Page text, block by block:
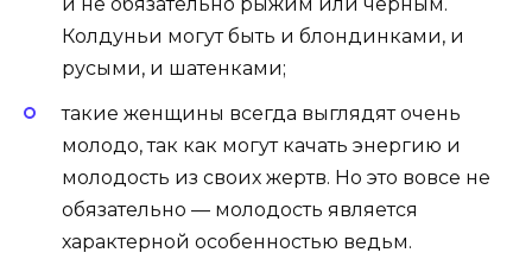
Колдуньи могут быть и блондинками, и
русыми, и шатенками;
такие женщины всегда выглядят очень
молодо, так как могут качать энергию и
молодость из своих жертв. Но это вовсе не
обязательно — молодость является
характерной особенностью ведьм.